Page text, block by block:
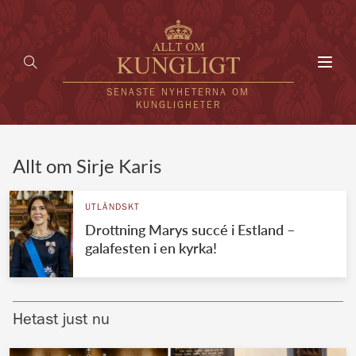
SENASTE NYHETERNA OM
KUNGLIGHETER
UTLÄNDSKT
VÄRLDENS KUNGAHUS
Brittiska kungahuset
Allt om Sirje Karis
UTLÄNDSKT
Drottning Marys succé i Estland –
galafesten i en kyrka!
Hetast just nu